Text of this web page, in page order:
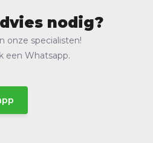
nodig?
onze specialisten!
een Whatsapp.